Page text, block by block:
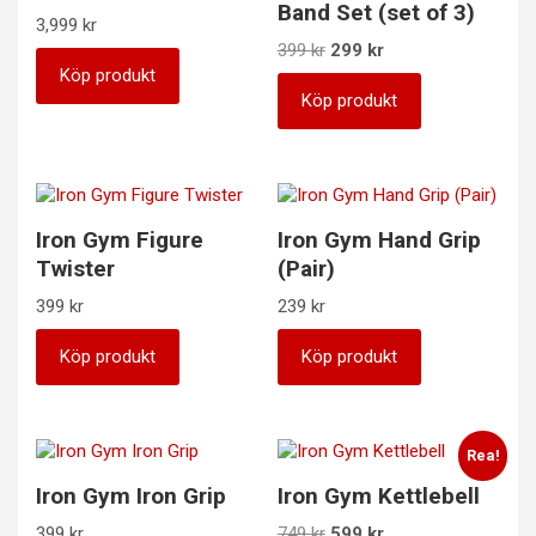
3,999 kr
Köp produkt
Band Set (set of 3)
399kr Det
ursprungliga
priset
var:
299 krDet
nuvarande
priset
är:
Köp produkt
Iron Gym Figure
Twister
399 kr
Köp produkt
Iron Gym Hand Grip
(Pair)
239 kr
Köp produkt
Iron Gym Iron Grip
Rea!
Iron Gym Kettlebell